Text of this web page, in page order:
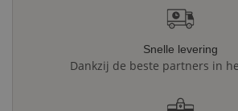
Snelle levering
Dankzij de beste partners in